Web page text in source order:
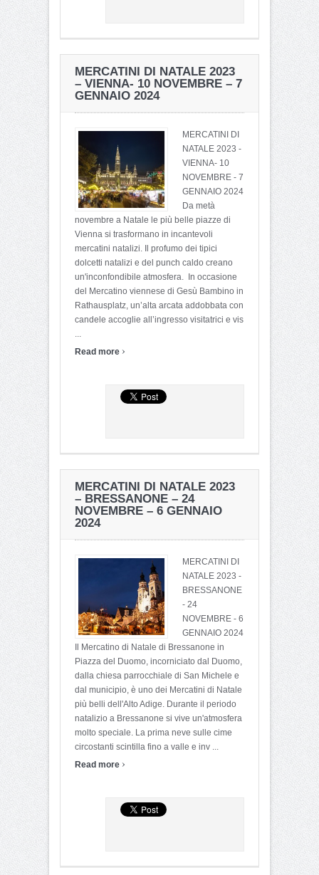
MERCATINI DI NATALE 2023
– VIENNA- 10 NOVEMBRE – 7
GENNAIO 2024
MERCATINI DI
NATALE 2023 -
VIENNA- 10
NOVEMBRE - 7
GENNAIO 2024
Da metà
novembre a Natale le più belle piazze di
Vienna si trasformano in incantevoli
mercatini natalizi. Il profumo dei tipici
dolcetti natalizi e del punch caldo creano
un'inconfondibile atmosfera. In occasione
del Mercatino viennese di Gesù Bambino in
Rathausplatz, un’alta arcata addobbata con
candele accoglie all’ingresso visitatrici e vis
Read more ›
MERCATINI DI NATALE 2023
– BRESSANONE – 24
NOVEMBRE – 6 GENNAIO
2024
MERCATINI DI
NATALE 2023 -
BRESSANONE
- 24
NOVEMBRE - 6
GENNAIO 2024
Il Mercatino di Natale di Bressanone in
Piazza del Duomo, incorniciato dal Duomo,
dalla chiesa parrocchiale di San Michele e
dal municipio, è uno dei Mercatini di Natale
più belli dell'Alto Adige. Durante il periodo
natalizio a Bressanone si vive un'atmosfera
molto speciale. La prima neve sulle cime
circostanti scintilla fino a valle e inv ...
Read more ›